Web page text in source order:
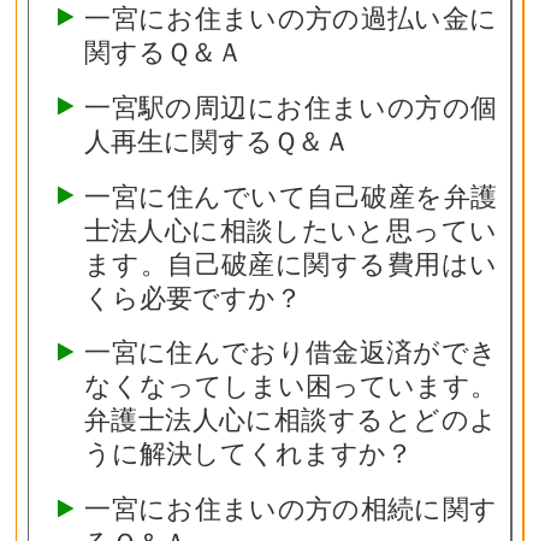
一宮にお住まいの方の過払い金に
関するＱ＆Ａ
一宮駅の周辺にお住まいの方の個
人再生に関するＱ＆Ａ
一宮に住んでいて自己破産を弁護
士法人心に相談したいと思ってい
ます。自己破産に関する費用はい
くら必要ですか？
一宮に住んでおり借金返済ができ
なくなってしまい困っています。
弁護士法人心に相談するとどのよ
うに解決してくれますか？
一宮にお住まいの方の相続に関す